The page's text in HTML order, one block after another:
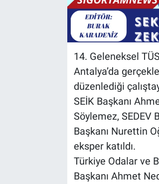
14. Geleneksel
Antalya’da
düzenlediği
SEİK Başkanı
Söylemez, SEDEV
Başkanı Nurettin
eksper katıldı.
Türkiye Odalar ve
Başkanı Ahmet